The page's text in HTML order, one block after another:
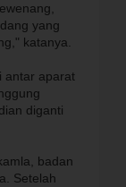
yang
katanya.
antar aparat
diganti
badan
Setelah